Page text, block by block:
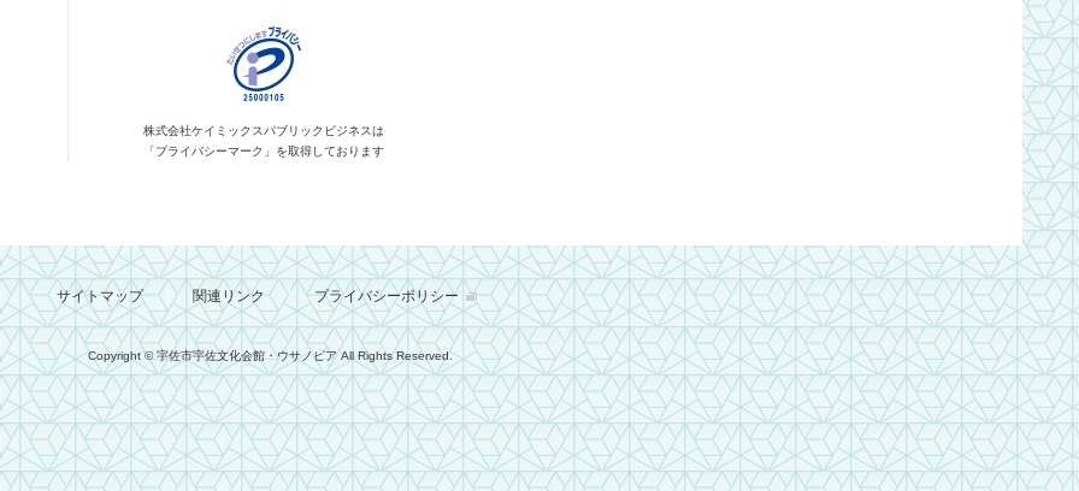
株式会社ケイミックス パブリックビジネスは
「プライバシーマーク」を取得しております
サイトマップ 関連リンク プライバシーポリシー
Copyright © 宇佐市宇佐文化会館・ウサノピアAll Rights Reserved.